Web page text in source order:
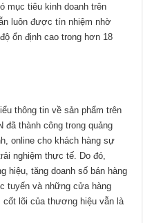
mục tiêu kinh doanh trên
luôn được tín nhiệm nhờ
ổn định cao trong hơn 18
thông tin về sản phẩm trên
đã thành công trong quảng
online cho khách hàng sự
nghiệm thực tế. Do đó,
hiệu, tăng doanh số bán hàng
tuyến và những cửa hàng
cốt lõi của thương hiệu vẫn là